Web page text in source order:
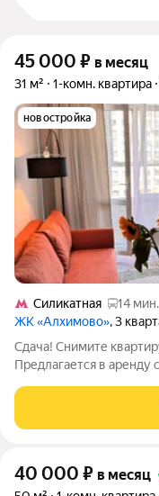
45 000 ₽ в месяц
31 м² 1-комн. квартира
новостройка
Силикатная
14 мин.
ЖК «Алхимово», 3
Сдача! Снимите
Предлагается в аренду
Всё новое и готово
Адрес: г. Москва, ул.
40 000 ₽ в месяц